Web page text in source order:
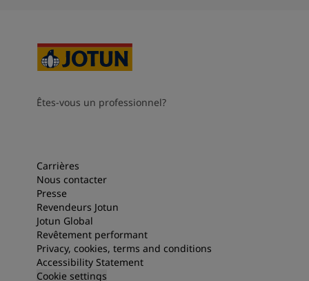
Êtes-vous un professionnel?
Carrières
Nous contacter
Presse
Revendeurs Jotun
Jotun Global
Revêtement performant
Privacy, cookies, terms and conditions
Accessibility Statement
Cookie settings